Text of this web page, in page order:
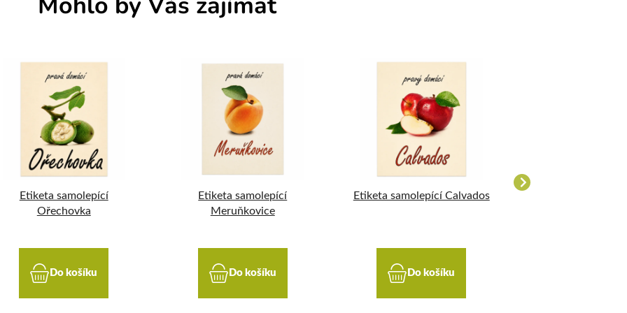
Etiketa samolepící
Ořechovka
Do košíku
Etiketa samolepící
Meruňkovice
Do košíku
Etiketa samolepící Calvados
Do košíku